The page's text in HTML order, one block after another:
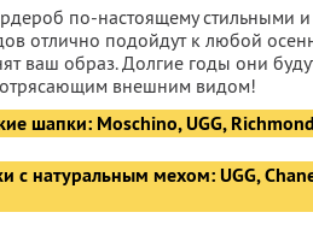
по-настоящему стильными
отлично подойдут к любой
ваш образ. Долгие годы они
внешним видом!
шапки: Moschino, UGG,
с натуральным мехом: UGG,